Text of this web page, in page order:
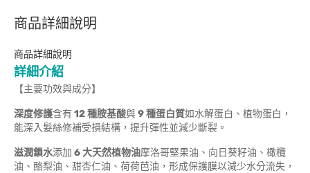
商品詳細說明
商品詳細說明
詳細介紹
【主要功效與成分】
深度修護含有 12 種胺基酸與9 種蛋白質如水解蛋白、植物蛋白，
能深入髮絲修補受損結構，提升彈性並減少斷裂。
滋潤鎖水添加 6 大天然植物油摩洛哥堅果油、向日葵籽油、橄欖
油、酪梨油、甜杏仁油、荷荷芭油，形成保護膜以減少水分流失，